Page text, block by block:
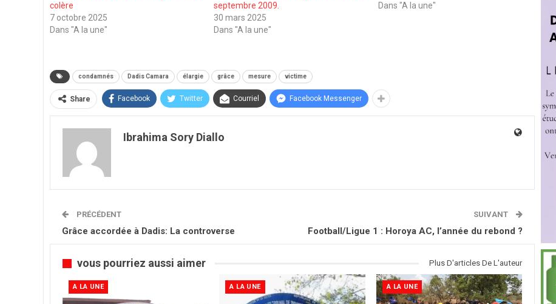
colère
7 octobre 2025
Dans "A la une"
septembre 2009.
30 mars 2025
Dans "A la une"
Dans "A la une"
condamnés Dadis Camara élargie grâce mesure victime
Share Facebook Twitter Courriel Facebook Messenger
Ibrahima Sory Diallo
PRÉCÉDENT
Grâce accordée à Dadis: La controverse
SUIVANT
Football/Ligue 1 : Horoya AC, l’année du rebond ?
vous pourriez aussi aimer Plus D'articles De L'auteur
A LA UNE A LA UNE A LA UNE